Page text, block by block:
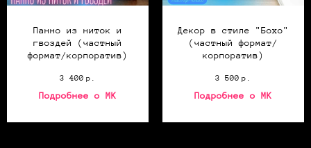
Панно из ниток и
гвоздей (частный
формат/корпоратив)
3 400 р.
Подробнее о МК
Декор в стиле "Бохо"
(частный формат/
корпоратив)
3 500 р.
Подробнее о МК